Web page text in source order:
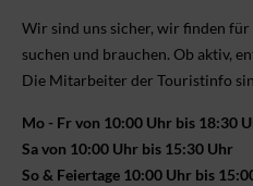
Wir sind uns sicher, wir finden für
suchen und brauchen. Ob aktiv,
Die Mitarbeiter der Touristinfo
Mo - Fr von 10:00 Uhr bis 18:30
Sa von 10:00 Uhr bis 15:30 Uhr
So & Feiertage 10:00 Uhr bis